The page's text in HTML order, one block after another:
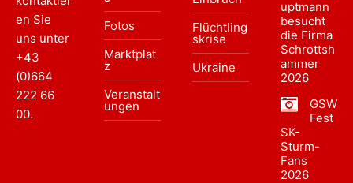
en Sie
uns unter
+43
(0)664
222 66
00.
Fotos
Marktplat
z
Veranstalt
ungen
Flüchtling
skrise
Ukraine
uptmann
besucht
die Firma
Schrottsh
ammer
2026
GSW
Fest
SK-
Sturm-
Fans
2026